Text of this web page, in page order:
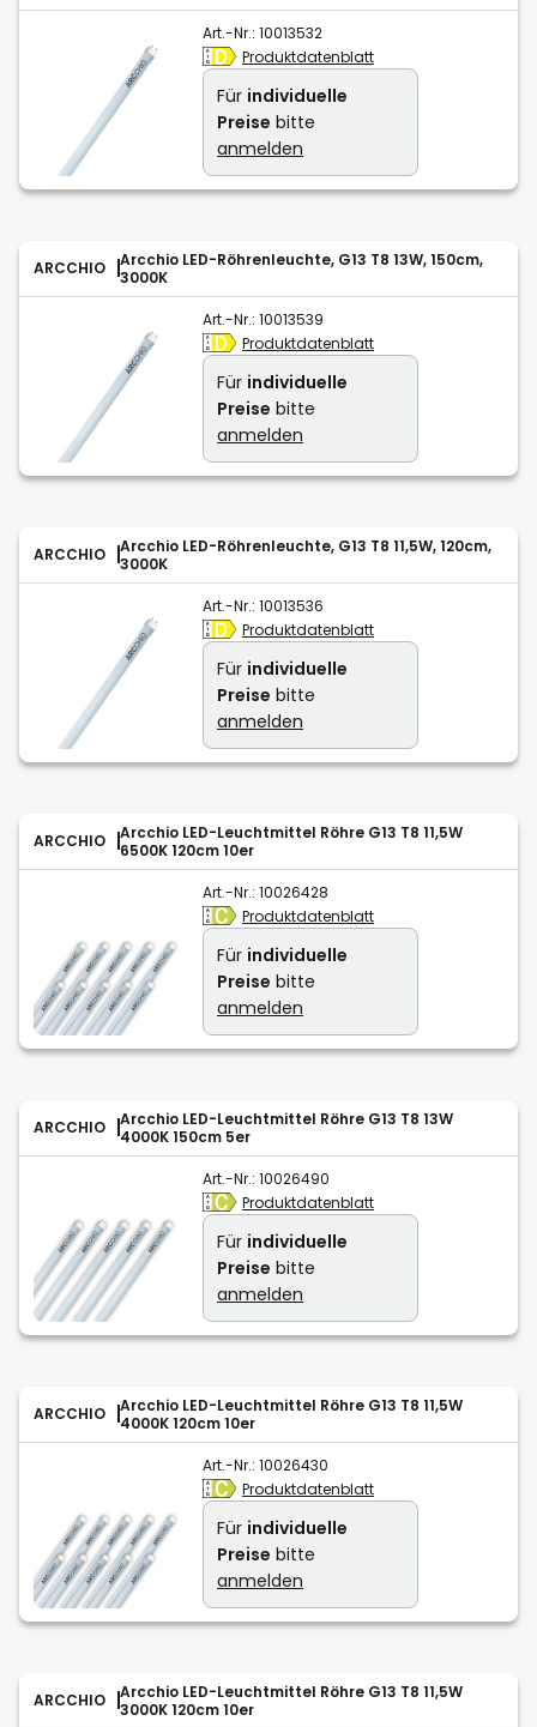
Art.-Nr.: 10013532
Produktdatenblatt
Für individuelle
Preise bitte
anmelden
ARCCHIO
Arcchio LED-Röhrenleuchte, G13 T8 13W, 150cm,
3000K
Art.-Nr.: 10013539
Produktdatenblatt
Für individuelle
Preise bitte
anmelden
ARCCHIO
Arcchio LED-Röhrenleuchte, G13 T8 11,5W, 120cm,
3000K
Art.-Nr.: 10013536
Produktdatenblatt
Für individuelle
Preise bitte
anmelden
ARCCHIO
Arcchio LED-Leuchtmittel Röhre G13 T8 11,5W
6500K 120cm 10er
Art.-Nr.: 10026428
Produktdatenblatt
Für individuelle
Preise bitte
anmelden
ARCCHIO
Arcchio LED-Leuchtmittel Röhre G13 T8 13W
4000K 150cm 5er
Art.-Nr.: 10026490
Produktdatenblatt
Für individuelle
Preise bitte
anmelden
ARCCHIO
Arcchio LED-Leuchtmittel Röhre G13 T8 11,5W
4000K 120cm 10er
Art.-Nr.: 10026430
Produktdatenblatt
Für individuelle
Preise bitte
anmelden
ARCCHIO
Arcchio LED-Leuchtmittel Röhre G13 T8 11,5W
3000K 120cm 10er